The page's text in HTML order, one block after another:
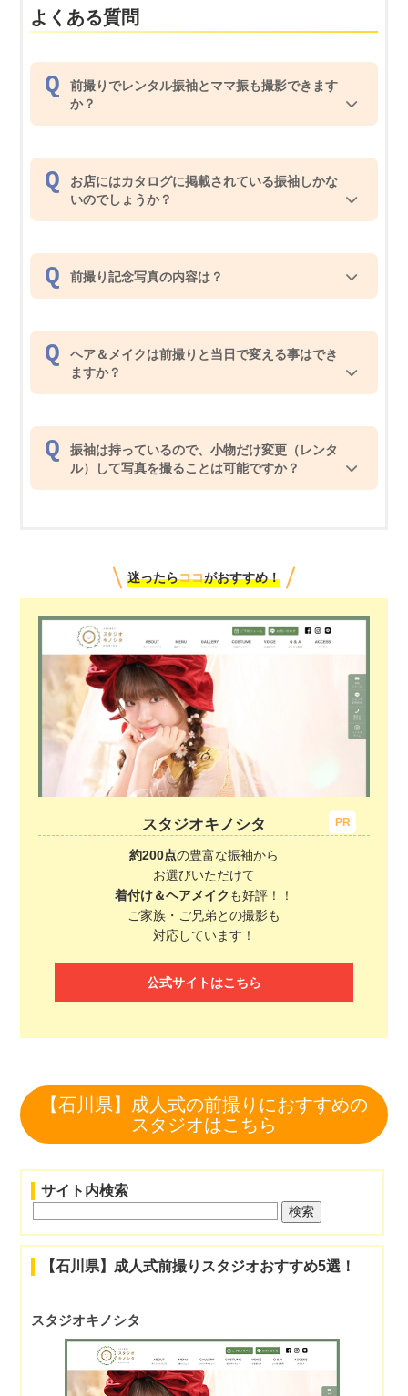
よくある質問
前撮りでレンタル振袖とママ振も撮影できます
か？
お店にはカタログに掲載されている振袖しかな
いのでしょうか？
前撮り記念写真の内容は？
ヘア＆メイクは前撮りと当日で変える事はでき
ますか？
振袖は持っているので、小物だけ変更（レンタ
ル）して写真を撮ることは可能ですか？
迷ったらココがおすすめ！
スタジオキノシタ
約200点の豊富な振袖から
お選びいただけて
着付け＆ヘアメイク も好評！！
ご家族・ご兄弟との撮影も
対応しています！
公式サイトはこちら
【石川県】成人式の前撮りにおすすめの
スタジオはこちら
サイト内検索
【石川県】成人式前撮りスタジオおすすめ5選！
スタジオキノシタ